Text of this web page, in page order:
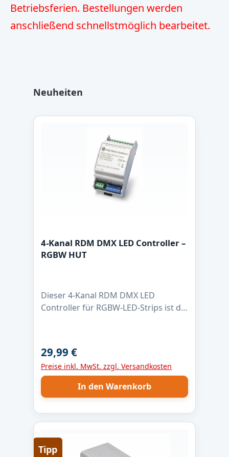
Betriebsferien. Bestellungen werden
anschließend schnellstmöglich bearbeitet.
Produktgalerie überspringen
Neuheiten
4-Kanal RDM DMX LED Controller –
RGBW HUT
Dieser 4-Kanal RDM DMX LED
Controller für RGBW-LED-Strips ist die
PWM-Dimmung und 1 kHz PWM-
Frequenz ermöglicht er eine absolut
flimmerfreie Steuerung – auch bei
langsamen Farbverläufen. Der
für saubere Masse-Schaltung. Dank
Regulärer Preis:
29,99 €
Preise inkl. MwSt. zzgl. Versandkosten
In den Warenkorb
Tipp